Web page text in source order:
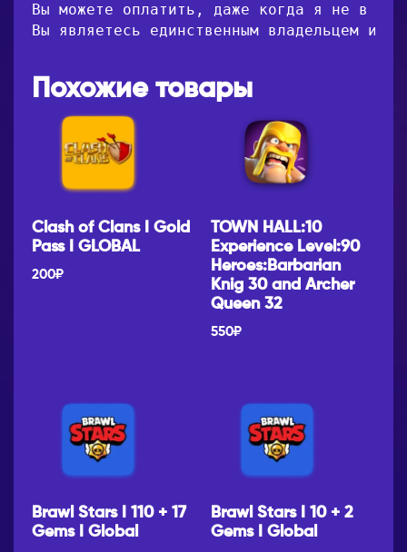
Вы можете оплатить, даже когда я не в
Вы являетесь единственным владельцем и
Похожие товары
Clash of Clans I Gold
Pass I GLOBAL
200₽
TOWN HALL:10
Experience Level:90
Heroes:Barbarian
Knig 30 and Archer
Queen 32
550₽
Brawl Stars I 110 + 17
Gems I Global
Brawl Stars I 10 + 2
Gems I Global